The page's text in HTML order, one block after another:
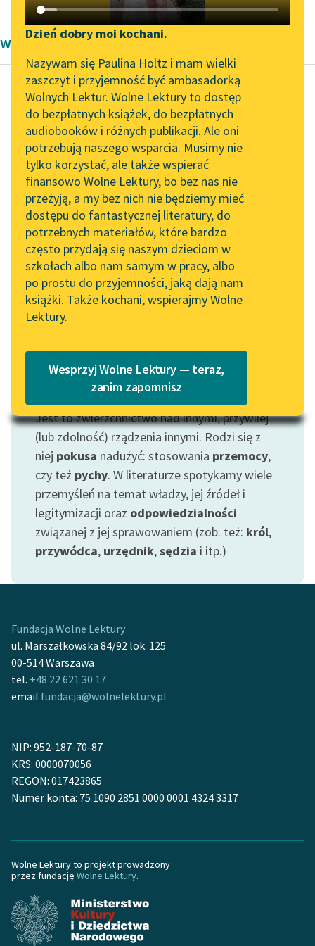
Katalog DAISY
Podkasty o książkach
Zgłoś brak utworu
Aktualności
„Prokurator Alicja Horn”
do słuchania
Byliśmy częścią AI Impact
Lab
Zapraszamy na spotkanie
online z tłumaczkami
literatury skandynawskiej
Spotkanie z Katarzyną
Tunkiel w Oslo
102. lata temu zmarł
Joseph Conrad
Lektury szkolne i klasyka
literatury do słuchania dla
uczennic i uczniów z
niepełnosprawnościami
E-kolekcja lektur
szkolnych i literatury do
słuchania dla uczennic i
uczniów z
niepełnosprawnościami
Feministyczne inspiracje.
Popularyzacja
Ręce pełne poezji
Kolekcje edukacyjne
twórców przechodzących
do domeny publicznej,
Odkurzamy bohaterów
Szkoła Poezji Wolnych
Narzędzia
Mapa Wolnych Lektur
Leśmianator
Przewodnik dla piszących i
czytających
API
OAI-PMH
Widget Wolnych Lektur
Przypisy
Katalog w formacie PDF
O nas
Kontakt
O projekcie
Zespół
Dzień dobry moi kochani.
Nazywam się Paulina Holtz i mam wielki
zaszczyt i przyjemność być ambasadorką
Wolnych Lektur. Wolne Lektury to dostęp
do bezpłatnych książek, do bezpłatnych
audiobooków i różnych publikacji. Ale oni
potrzebują naszego wsparcia. Musimy nie
tylko korzystać, ale także wspierać
finansowo Wolne Lektury, bo bez nas nie
przeżyją, a my bez nich nie będziemy mieć
dostępu do fantastycznej literatury, do
potrzebnych materiałów, które bardzo
często przydają się naszym dzieciom w
szkołach albo nam samym w pracy, albo
po prostu do przyjemności, jaką dają nam
książki. Także kochani, wspierajmy Wolne
Lektury.
Wesprzyj Wolne Lektury — teraz,
zanim zapomnisz
wiersze Aleksandra Kasprzak i Lula Sarnia
Maria Cyranowicz
rondo Prawa praw
westrzał czerwonego
ciała z gazów i plazmy
rozświetlony na
ciemno
z budynków bloków
bram ludność...
Czytaj więcej
Motyw: Władza
Jest to zwierzchnictwo nad innymi, przywilej
(lub zdolność) rządzenia innymi. Rodzi się z
niej pokusa nadużyć: stosowania przemocy,
czy też pychy. W literaturze spotykamy wiele
przemyśleń na temat władzy, jej źródeł i
legitymizacji oraz odpowiedzialności
związanej z jej sprawowaniem (zob. też: król,
przywódca, urzędnik,sędzia i itp.)
Fundacja Wolne Lektury
ul. Marszałkowska 84/92 lok. 125
00-514 Warszawa
tel. +48 22 621 30 17
email fundacja@wolnelektury.pl
NIP: 952-187-70-87
KRS: 0000070056
REGON: 017423865
Numer konta: 75 1090 2851 0000 0001 4324 3317
Wolne Lektury to projekt prowadzony
przez fundację Wolne Lektury.